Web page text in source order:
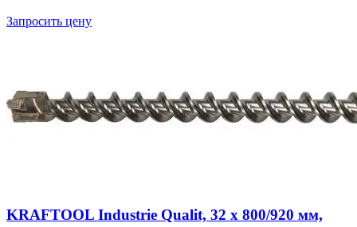
Запросить цену
KRAFTOOL Industrie Qualit, 32 x 800/920 мм,